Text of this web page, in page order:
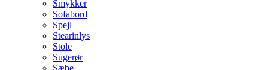
Smykker
Sofabord
Spejl
Stearinlys
Stole
Sugerør
Sæbe